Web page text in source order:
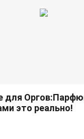
для
это реально!